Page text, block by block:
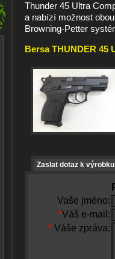
Thunder 45 Ultra
a nabízí možnost
Browning-Petter
Bersa THUNDER 45
Zaslat dotaz k výrobku
Vaše jméno:
*Váš e-mail:
* Váše zpráva: